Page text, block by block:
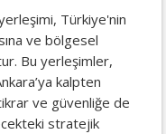
yerleşimi, Türkiye'nin
ve bölgesel
Bu yerleşimler,
kalpten
ve güvenliğe de
stratejik